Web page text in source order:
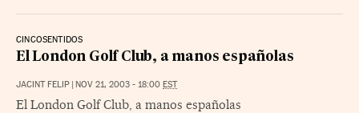
CINCOSENTIDOS
El London Golf Club, a manos españolas
JACINT FELIP | NOV 21, 2003 - 18:00 EST
El London Golf Club, a manos españolas